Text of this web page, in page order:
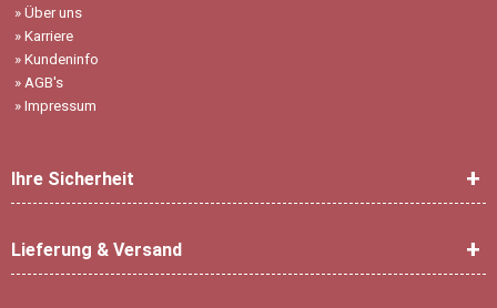
» Über uns
» Karriere
» Kundeninfo
» AGB's
» Impressum
Ihre Sicherheit
Lieferung & Versand